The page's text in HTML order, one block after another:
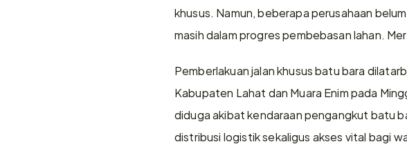
khusus. Namun, beberapa perusahaan
masih dalam progres pembebasan lahan.
Pemberlakuan jalan khusus batu bara
Kabupaten Lahat dan Muara Enim pada
diduga akibat kendaraan pengangkut batu
distribusi logistik sekaligus akses vital bagi